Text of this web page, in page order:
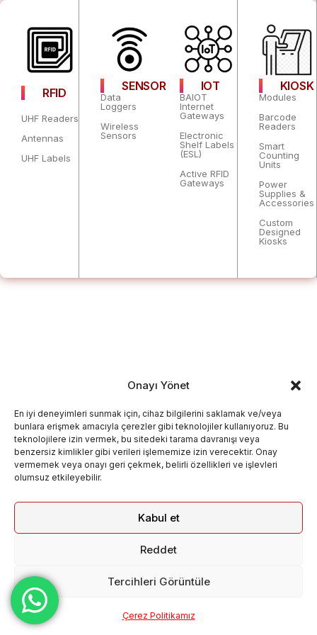
Onayı Yönet
En iyi deneyimleri sunmak için, cihaz bilgilerini saklamak ve/veya
bunlara erişmek amacıyla çerezler gibi teknolojiler kullanıyoruz. Bu
teknolojilere izin vermek, bu sitedeki tarama davranışı veya
benzersiz kimlikler gibi verileri işlememize izin verecektir. Onay
vermemek veya onayı geri çekmek, belirli özellikleri ve işlevleri
olumsuz etkileyebilir.
Kabul et
Reddet
Tercihleri Görüntüle
Çerez Politikamız
RFID
UHF Readers
Antennas
UHF Labels
SENSOR
Data
Loggers
Wireless
Sensors
IOT
BAIOT
Internet
Gateways
Electronic
Shelf Labels
(ESL)
Active RFID
Gateways
KIOSK
Modules
Barcode
Readers
Smart
Counting
Units
Power
Supplies &
Accessories
Custom
Designed
Kiosks